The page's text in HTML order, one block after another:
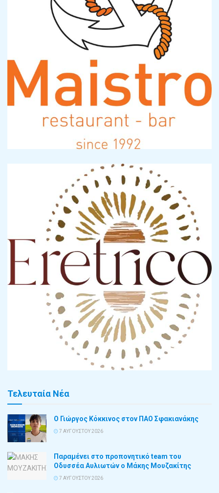
Τελευταία Νέα
Ο Γιώργος Κόκκινος στον ΠΑΟ Σφακιανάκης
7 ΑΥΓΟΎΣΤΟΥ 2026
Παραμένει στο προπονητικό team του
Οδυσσέα Αυλιωτών ο Μάκης Μουζακίτης
7 ΑΥΓΟΎΣΤΟΥ 2026